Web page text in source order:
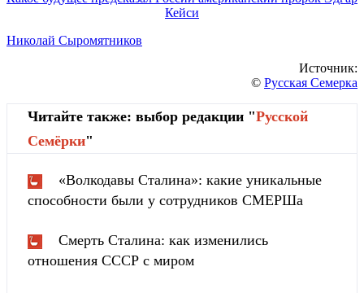
Кейси
Николай Сыромятников
Источник:
© Русская Семерка
Читайте также: выбор редакции "Русской
Cемёрки"
«Волкодавы Сталина»: какие уникальные
способности были у сотрудников СМЕРШа
Смерть Сталина: как изменились
отношения СССР с миром